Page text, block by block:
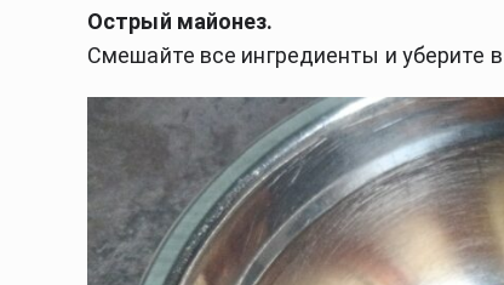
Острый майонез.
Смешайте все ингредиенты и уберите